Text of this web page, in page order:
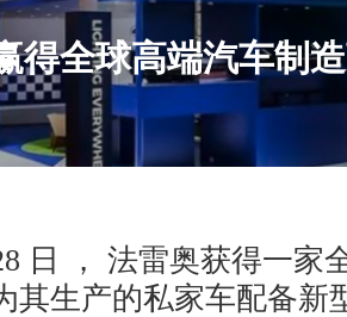
得全球高端汽车制
日 ， 法雷奥获得一家
其生产的私家车配备新